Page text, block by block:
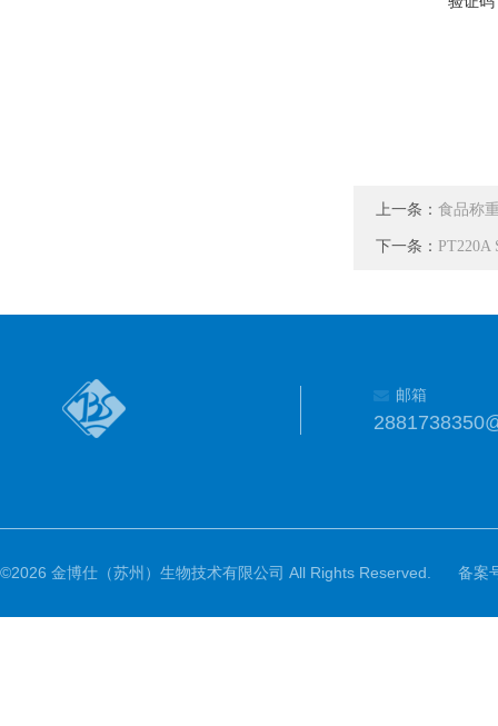
上一条： 食品称
下一条： PT220A
邮箱
©2026 金博仕（苏州）生物技术有限公司 All Rights Reserved. 备案